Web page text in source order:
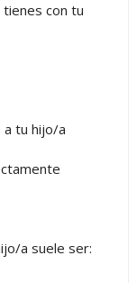
tienes con tu
a tu hijo/a
a suele ser: